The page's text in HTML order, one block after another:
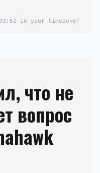
in your timezone)
что не
вопрос